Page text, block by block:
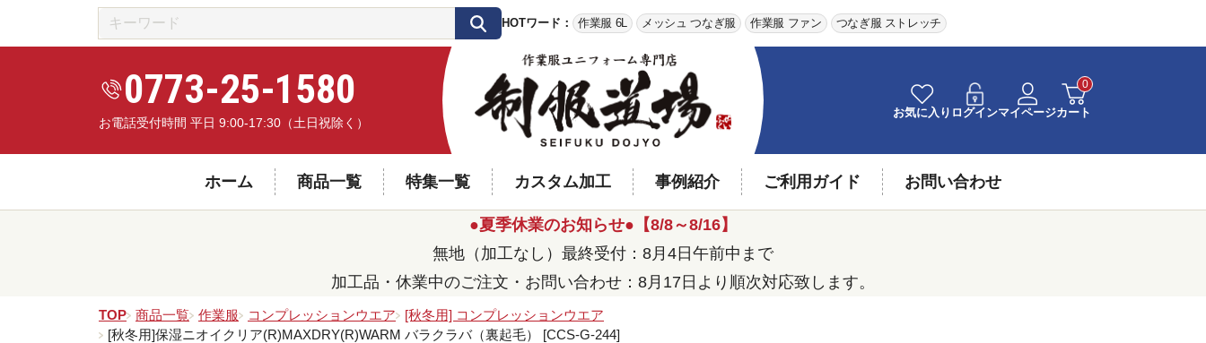
HOTワード： 作業服 6L メッシュ つなぎ服 作業服 ファン つなぎ服 ストレッチ
0773-25-1580
お電話受付時間 平日 9:00-17:30（土日祝除く）
お気に入り ログインマイページカート
0
ホーム 商品一覧 特集一覧 カスタム加工 事例紹介 ご利用ガイド お問い合わせ
●夏季休業のお知らせ●【8/8～8/16】
無地（加工なし）最終受付：8月4日午前中まで
加工品・休業中のご注文・お問い合わせ：8月17日より順次対応致します。
TOP 商品一覧 作業服 コンプレッションウエア
[秋冬用] コンプレッションウエア
[秋冬用]保湿ニオイクリア(R)MAXDRY(R)WARM バラクラバ（裏起毛） [CCS-G-244]